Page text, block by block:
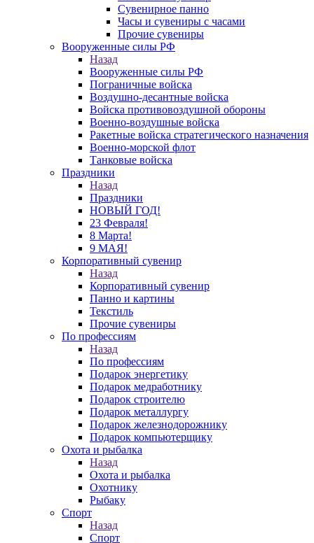
Сувенирное панно
Часы и сувениры с часами
Прочие сувениры
Вооруженные силы РФ
Назад
Вооруженные силы РФ
Пограничные войска
Воздушно-десантные войска
Войска противовоздушной обороны
Военно-воздушные войска
Ракетные войска стратегического назначения
Военно-морской флот
Танковые войска
Праздники
Назад
Праздники
НОВЫЙ ГОД!
23 Февраля!
8 Марта!
9 МАЯ!
Корпоративный сувенир
Назад
Корпоративный сувенир
Панно и картины
Текстиль
Прочие сувениры
По профессиям
Назад
По профессиям
Подарок энергетику
Подарок медработнику
Подарок строителю
Подарок металлургу
Подарок железнодорожнику
Подарок компьютерщику
Охота и рыбалка
Назад
Охота и рыбалка
Охотнику
Рыбаку
Спорт
Назад
Спорт